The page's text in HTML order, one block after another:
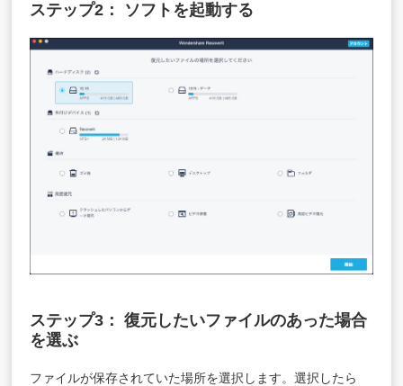
ステップ2： ソフトを起動する
ステップ3： 復元したいファイルのあった場合
を選ぶ
ファイルが保存されていた場所を選択します。選択したら